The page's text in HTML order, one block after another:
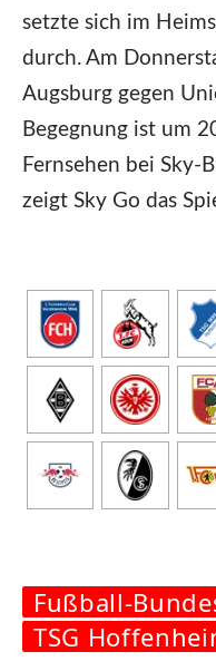
setzte sich im
durch. Am
Augsburg gegen
Begegnung ist um
Fernsehen bei Sky-
zeigt Sky Go das
Fußball-
TSG